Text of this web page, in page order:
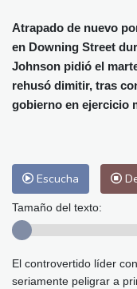
Málaga
32 °C
Las Palmas de
Ibiza
30 °C
Caracas
22 °C
Atrapado de nuevo
en Downing Street
Johnson pidió el
rehusó dimitir, tras
gobierno en ejercicio
Escucha
Tamaño del texto:
El controvertido líder
seriamente peligrar a